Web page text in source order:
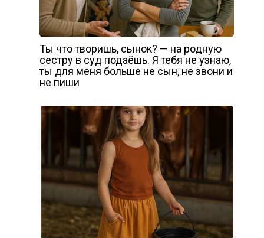
Ты что творишь, сынок? — на родную
сестру в суд подаёшь. Я тебя не узнаю,
ты для меня больше не сын, не звони и
не пиши